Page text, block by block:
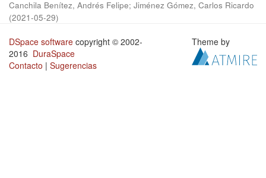
Canchila Benítez, Andrés Felipe; Jiménez Gómez, Carlos Ricardo
(2021-05-29)
DSpace software copyright © 2002-
2016 DuraSpace
Contacto | Sugerencias
Theme by